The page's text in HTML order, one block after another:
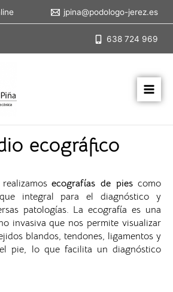
jpina@podologo-jerez.es
638 724 969
ecográfico
ecografías de pies como
integral para el diagnóstico y
patologías. La ecografía es una
invasiva que nos permite visualizar
blandos, tendones, ligamentos y
pie, lo que facilita un diagnóstico